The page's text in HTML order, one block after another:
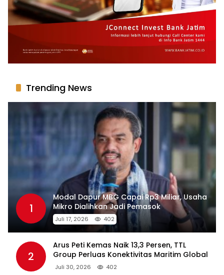
Trending News
1
Modal Dapur MBG Capai Rp3 Miliar, Usaha
Mikro Dialihkan Jadi Pemasok
Juli 17, 2026 402
2
Arus Peti Kemas Naik 13,3 Persen, TTL
Group Perluas Konektivitas Maritim Global
Juli 30, 2026 402